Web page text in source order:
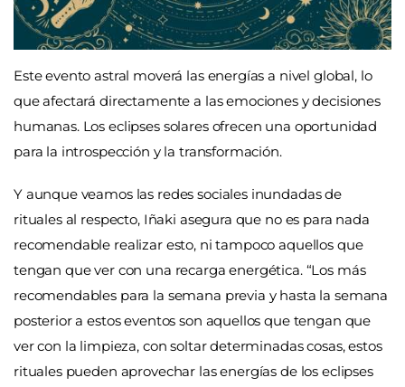
Este evento astral moverá las energías a nivel global, lo
que afectará directamente a las emociones y decisiones
humanas. Los eclipses solares ofrecen una oportunidad
para la introspección y la transformación.
Y aunque veamos las redes sociales inundadas de
rituales al respecto, Iñaki asegura que no es para nada
recomendable realizar esto, ni tampoco aquellos que
tengan que ver con una recarga energética. “Los más
recomendables para la semana previa y hasta la semana
posterior a estos eventos son aquellos que tengan que
ver con la limpieza, con soltar determinadas cosas, estos
rituales pueden aprovechar las energías de los eclipses